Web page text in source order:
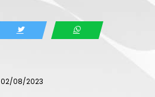
02/08/2023